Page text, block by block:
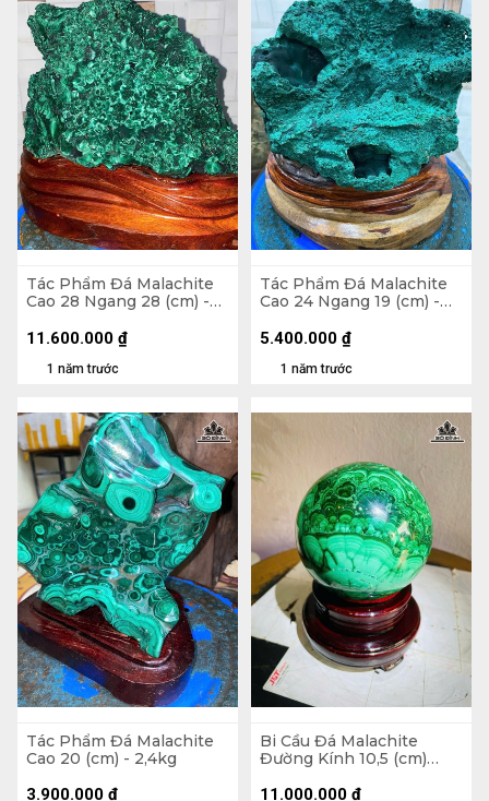
Tác Phẩm Đá Malachite
Cao 28 Ngang 28 (cm) -
1 năm trước
11.600.000 ₫
Tác Phẩm Đá Malachite
Cao 24 Ngang 19 (cm) -
1 năm trước
5.400.000 ₫
Tác Phẩm Đá Malachite
Cao 20 (cm) - 2,4kg
3.900.000 ₫
Bi Cầu Đá Malachite
Đường Kính 10,5 (cm)
11.000.000 ₫